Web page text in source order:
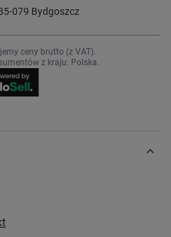
079 Bydgoszcz
ceny brutto (z VAT).
z kraju: Polska.